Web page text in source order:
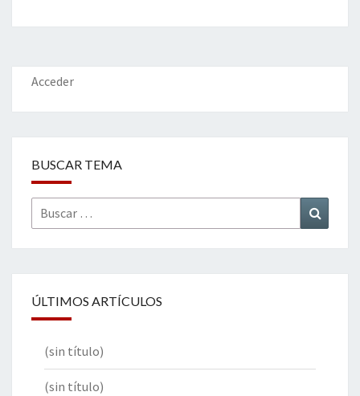
o
o
k
er dI
n
l
p
ar
Acceder
BUSCAR TEMA
Buscar
por:
ÚLTIMOS ARTÍCULOS
(sin título)
(sin título)